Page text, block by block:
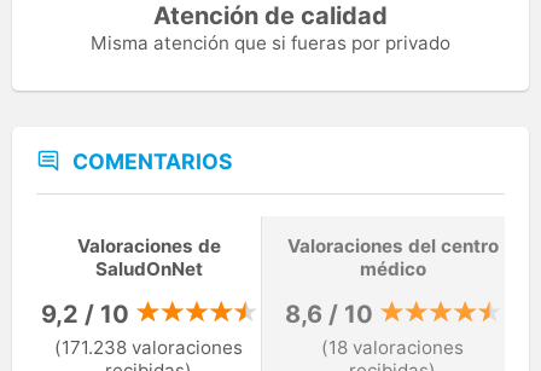
Atención de calidad
Misma atención que si fueras por privado
COMENTARIOS
Valoraciones de
SaludOnNet
9,2 / 10
(171.238 valoraciones
Valoraciones del centro
médico
8,6 / 10
(18 valoraciones